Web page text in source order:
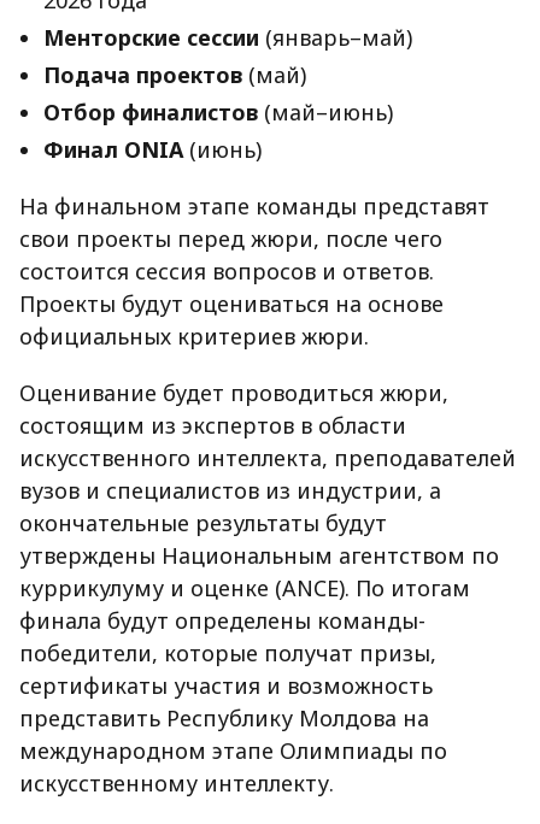
Менторские сессии (январь–май)
Подача проектов (май)
Отбор финалистов (май–июнь)
Финал ONIA(июнь)
На финальном этапе команды представят
свои проекты перед жюри, после чего
состоится сессия вопросов и ответов.
Проекты будут оцениваться на основе
официальных критериев жюри.
Оценивание будет проводиться жюри,
состоящим из экспертов в области
искусственного интеллекта, преподавателей
вузов и специалистов из индустрии, а
окончательные результаты будут
утверждены Национальным агентством по
куррикулуму и оценке (ANCE). По итогам
финала будут определены команды-
победители, которые получат призы,
сертификаты участия и возможность
представить Республику Молдова на
международном этапе Олимпиады по
искусственному интеллекту.